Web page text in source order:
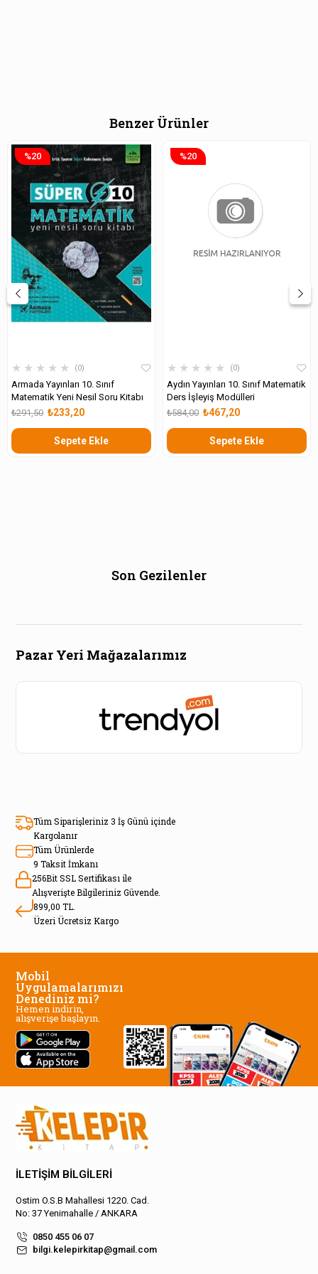
Benzer Ürünler
★ ★ ★ ★ ★ 0
Armada Yayınları 10. Sınıf
Matematik Yeni Nesil Soru Kitabı
₺233,20
₺291,50
Sepete Ekle
%20
★ ★ ★ ★ ★ 0
Aydın Yayınları 10. Sınıf Matematik
Ders İşleyiş Modülleri
₺467,20
₺584,00
Sepete Ekle
%20
Son Gezilenler
Pazar Yeri Mağazalarımız
Tüm Siparişleriniz 3 İş Günü içinde
Kargolanır
Tüm Ürünlerde
9 Taksit İmkanı
256Bit SSL Sertifikası ile
Alışverişte Bilgileriniz Güvende.
899,00 TL.
Üzeri Ücretsiz Kargo
Mobil
Uygulamalarımızı
Denediniz mi?
Hemen indirin,
alışverişe başlayın.
İLETİŞİM BİLGİLERİ
Ostim O.S.B Mahallesi 1220. Cad.
No: 37 Yenimahalle / ANKARA
0850 455 06 07
bilgi.kelepirkitap@gmail.com